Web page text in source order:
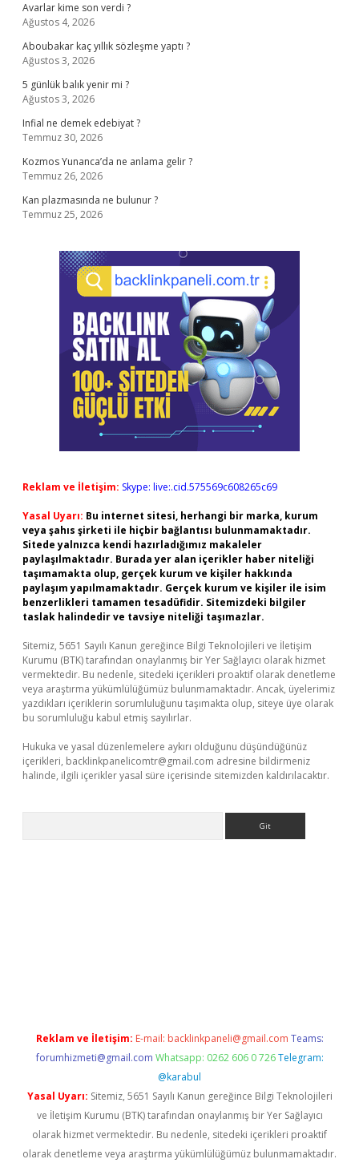
Avarlar kime son verdi ?
Ağustos 4, 2026
Aboubakar kaç yıllık sözleşme yaptı ?
Ağustos 3, 2026
5 günlük balık yenir mi ?
Ağustos 3, 2026
Infial ne demek edebiyat ?
Temmuz 30, 2026
Kozmos Yunanca’da ne anlama gelir ?
Temmuz 26, 2026
Kan plazmasında ne bulunur ?
Temmuz 25, 2026
Reklam ve İletişim: Skype: live:.cid.575569c608265c69
Yasal Uyarı: Bu internet sitesi, herhangi bir marka, kurum
veya şahıs şirketi ile hiçbir bağlantısı bulunmamaktadır.
Sitede yalnızca kendi hazırladığımız makaleler
paylaşılmaktadır. Burada yer alan içerikler haber niteliği
taşımamakta olup, gerçek kurum ve kişiler hakkında
paylaşım yapılmamaktadır. Gerçek kurum ve kişiler ile isim
benzerlikleri tamamen tesadüfidir. Sitemizdeki bilgiler
taslak halindedir ve tavsiye niteliği taşımazlar.
Sitemiz, 5651 Sayılı Kanun gereğince Bilgi Teknolojileri ve İletişim
Kurumu (BTK) tarafından onaylanmış bir Yer Sağlayıcı olarak hizmet
vermektedir. Bu nedenle, sitedeki içerikleri proaktif olarak denetleme
veya araştırma yükümlülüğümüz bulunmamaktadır. Ancak, üyelerimiz
yazdıkları içeriklerin sorumluluğunu taşımakta olup, siteye üye olarak
bu sorumluluğu kabul etmiş sayılırlar.
Hukuka ve yasal düzenlemelere aykırı olduğunu düşündüğünüz
içerikleri, backlinkpanelicomtr@gmail.com adresine bildirmeniz
halinde, ilgili içerikler yasal süre içerisinde sitemizden kaldırılacaktır.
Reklam ve İletişim: E-mail: backlinkpaneli@gmail.com Teams:
forumhizmeti@gmail.com Whatsapp: 0262 606 0 726 Telegram:
@karabul
Yasal Uyarı: Sitemiz, 5651 Sayılı Kanun gereğince Bilgi Teknolojileri
ve İletişim Kurumu (BTK) tarafından onaylanmış bir Yer Sağlayıcı
olarak hizmet vermektedir. Bu nedenle, sitedeki içerikleri proaktif
olarak denetleme veya araştırma yükümlülüğümüz bulunmamaktadır.